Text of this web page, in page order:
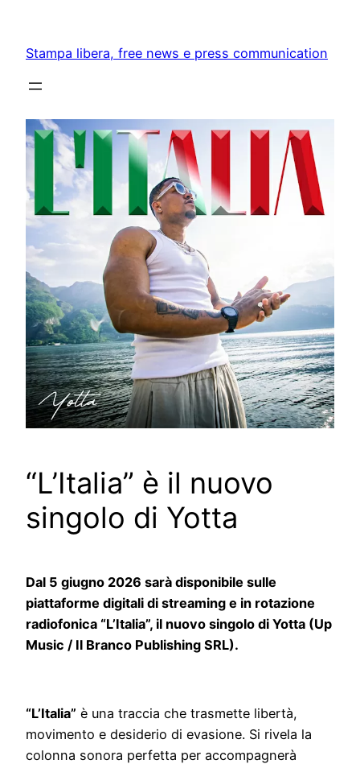
content
Stampa libera, free news e press communication
“L’Italia” è il nuovo
singolo di Yotta
Dal 5 giugno 2026 sarà disponibile sulle
piattaforme digitali di streaming e in rotazione
radiofonica “L’Italia”, il nuovo singolo di Yotta (Up
Music / Il Branco Publishing SRL).
“L’Italia” è una traccia che trasmette libertà,
movimento e desiderio di evasione. Si rivela la
colonna sonora perfetta per accompagnerà